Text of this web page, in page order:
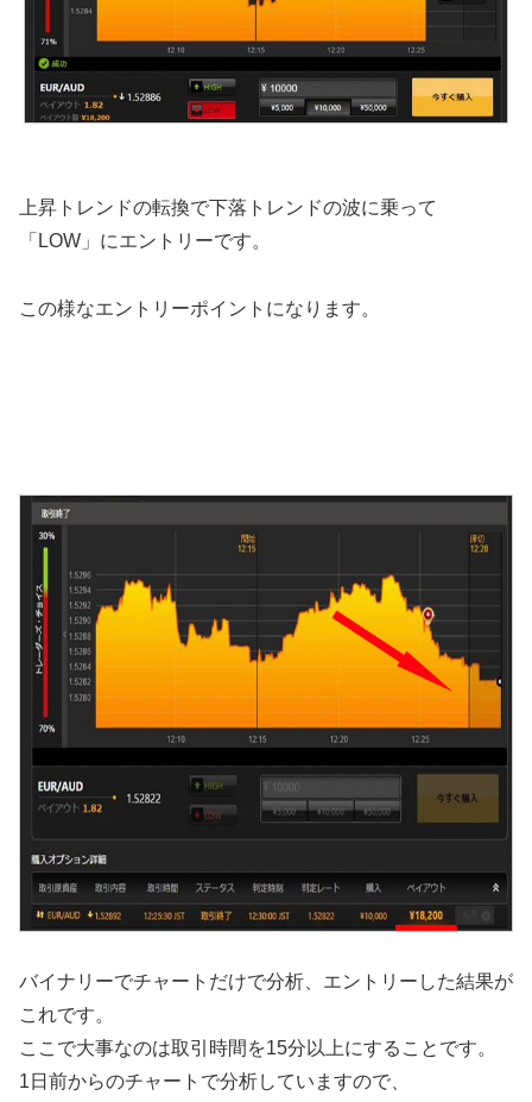
上昇トレンドの転換で下落トレンドの波に乗って
「LOW」にエントリーです。
この様なエントリーポイントになります。
バイナリーでチャートだけで分析、エントリーした結果が
これです。
ここで大事なのは取引時間を15分以上にすることです。
1日前からのチャートで分析していますので、